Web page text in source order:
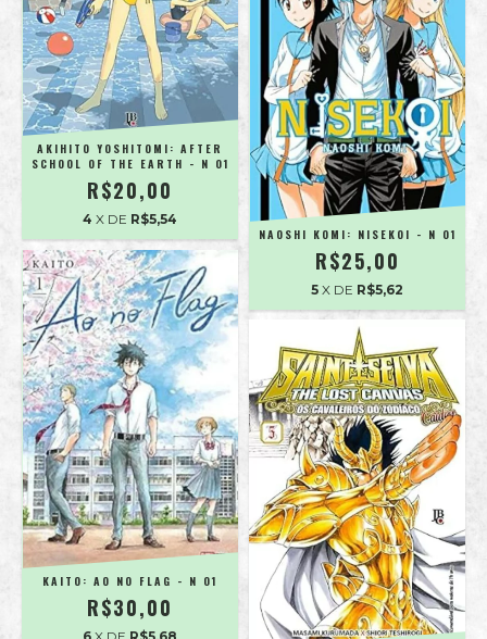
AKIHITO YOSHITOMI: AFTER
SCHOOL OF THE EARTH - N 01
R$20,00
4 X DE R$5,54
NAOSHI KOMI: NISEKOI - N 01
R$25,00
5 X DE R$5,62
KAITO: AO NO FLAG - N 01
R$30,00